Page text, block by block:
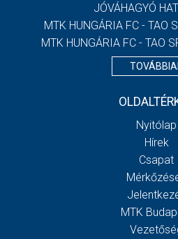
JÓVÁHAGYÓ
MTK HUNGÁRIA FC - TAO
MTK HUNGÁRIA FC - TAO
Nyitólap
Hírek
Csapat
MTK